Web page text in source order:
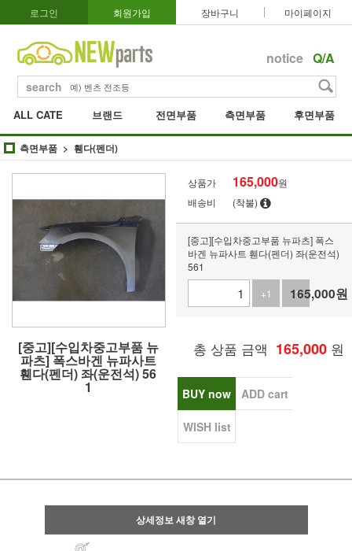
로그인 회원가입 장바구니 마이페이지
notice Q/A
search
ALL CATE 브랜드 전면부품 측면부품 후면부품
측면부품 휀다(펜더)
[중고][수입차중고부품 뉴
파츠] 폭스바겐 뉴파사트
휀다(펜더) 좌(운전석) 56
1
상품가 165,000원
배송비
(착불)
[중고][수입차중고부품 뉴파츠] 폭스
바겐 뉴파사트 휀다(펜더) 좌(운전석)
561
+1
-1
165,000원
총 상품 금액 165,000 원
BUY now ADD cart
WISH list
상세정보 새창 열기